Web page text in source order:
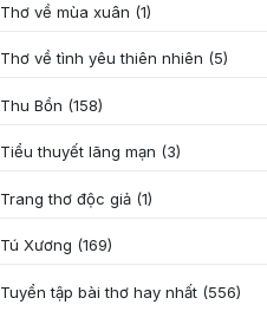
Thơ về mùa xuân (1)
Thơ về tình yêu thiên nhiên (5)
Thu Bồn (158)
Tiểu thuyết lãng mạn (3)
Trang thơ độc giả (1)
Tú Xương (169)
Tuyển tập bài thơ hay nhất (556)